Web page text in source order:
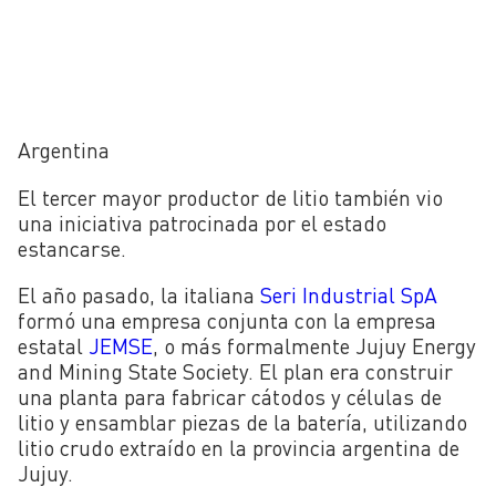
Argentina
El tercer mayor productor de litio también vio
una iniciativa patrocinada por el estado
estancarse.
El año pasado, la italiana Seri Industrial SpA
formó una empresa conjunta con la empresa
estatal JEMSE, o más formalmente Jujuy Energy
and Mining State Society. El plan era construir
una planta para fabricar cátodos y células de
litio y ensamblar piezas de la batería, utilizando
litio crudo extraído en la provincia argentina de
Jujuy.